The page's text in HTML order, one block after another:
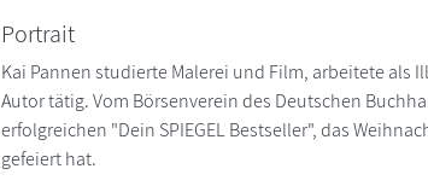
Portrait
Kai Pannen studierte Malerei und Film, arbeitete als
Autor tätig. Vom Börsenverein des Deutschen
erfolgreichen "Dein SPIEGEL Bestseller", das
gefeiert hat.